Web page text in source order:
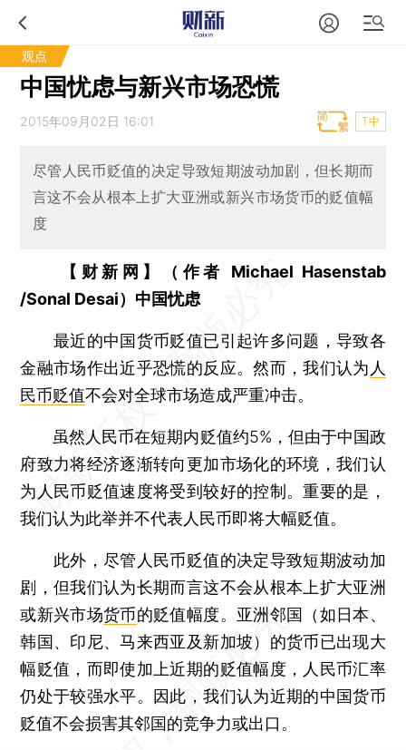
观点
中国忧虑与新兴市场恐慌
2015年09月02日 16:01 T中
尽管人民币贬值的决定导致短期波动加剧，但长期而
言这不会从根本上扩大亚洲或新兴市场货币的贬值幅
度
【财新网】（作者 Michael Hasenstab
/Sonal Desai）中国忧虑
最近的中国货币贬值已引起许多问题，导致各
金融市场作出近乎恐慌的反应。然而，我们认为 人
民币贬值不会对全球市场造成严重冲击。
虽然人民币在短期内贬值约5%，但由于中国政
府致力将经济逐渐转向更加市场化的环境，我们认
为人民币贬值速度将受到较好的控制。重要的是，
我们认为此举并不代表人民币即将大幅贬值。
此外，尽管人民币贬值的决定导致短期波动加
剧，但我们认为长期而言这不会从根本上扩大亚洲
或新兴市场货币的贬值幅度。亚洲邻国（如日本、
韩国、印尼、马来西亚及新加坡）的货币已出现大
幅贬值，而即使加上近期的贬值幅度，人民币汇率
仍处于较强水平。因此，我们认为近期的中国货币
贬值不会损害其邻国的竞争力或出口。